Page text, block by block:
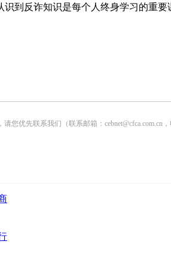
到反诈知识是每个人终身学习的重要
优先联系我们（联系邮箱：cebnet@cfca.com.cn，